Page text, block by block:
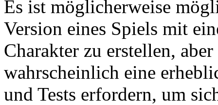
Es ist möglicherweise
Version eines Spiels mit
Charakter zu erstellen,
wahrscheinlich eine
und Tests erfordern, um